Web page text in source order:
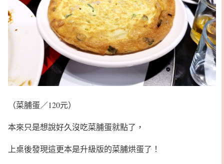
（菜脯蛋／120元）
本來只是想說好久沒吃菜脯蛋就點了，
上桌後發現這更本是升級版的菜脯烘蛋了！